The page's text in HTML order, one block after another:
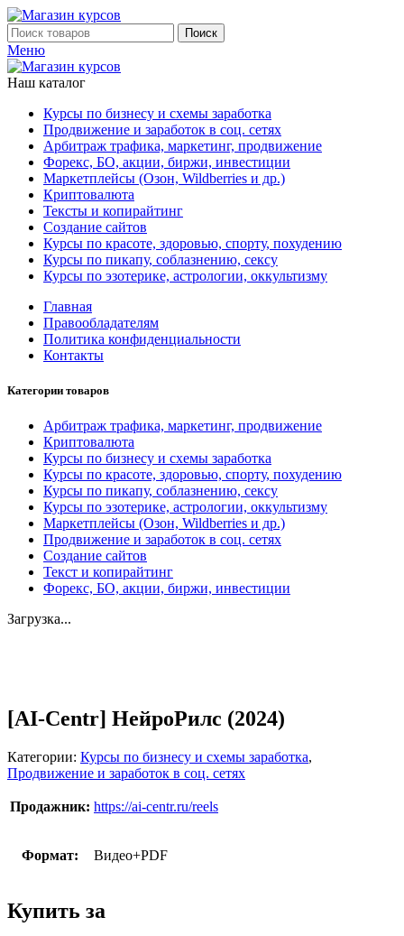
Поиск
Меню
Наш каталог
Курсы по бизнесу и схемы заработка
Продвижение и заработок в соц. сетях
Арбитраж трафика, маркетинг, продвижение
Форекс, БО, акции, биржи, инвестиции
Маркетплейсы (Озон, Wildberries и др.)
Криптовалюта
Тексты и копирайтинг
Создание сайтов
Курсы по красоте, здоровью, спорту, похудению
Курсы по пикапу, соблазнению, сексу
Курсы по эзотерике, астрологии, оккультизму
Главная
Правообладателям
Политика конфиденциальности
Контакты
Категории товаров
Арбитраж трафика, маркетинг, продвижение
Криптовалюта
Курсы по бизнесу и схемы заработка
Курсы по красоте, здоровью, спорту, похудению
Курсы по пикапу, соблазнению, сексу
Курсы по эзотерике, астрологии, оккультизму
Маркетплейсы (Озон, Wildberries и др.)
Продвижение и заработок в соц. сетях
Создание сайтов
Текст и копирайтинг
Форекс, БО, акции, биржи, инвестиции
Загрузка...
[AI-Centr] НейроРилс (2024)
Категории: Курсы по бизнесу и схемы заработка,
Продвижение и заработок в соц. сетях
Продажник: https://ai-centr.ru/reels
Формат: Видео+PDF
Купить за